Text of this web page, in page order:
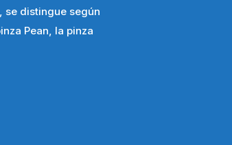
se distingue según
Pean, la pinza